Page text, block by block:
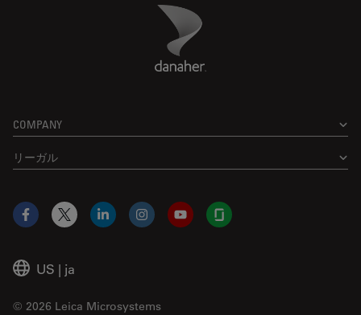
Danaher Logo
COMPANY
リーガル
US | ja
© 2026 Leica Microsystems
Facebook
X LinkedInInstagramYouTubeGlassdoor